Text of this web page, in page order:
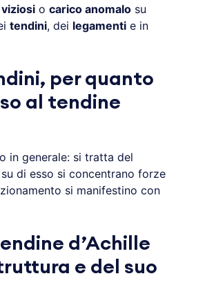
o carico anomalo su
tendini, dei legamenti e in
per quanto
al tendine
in generale: si tratta del
di esso si concentrano forze
si manifestino con
d’Achille
e del suo